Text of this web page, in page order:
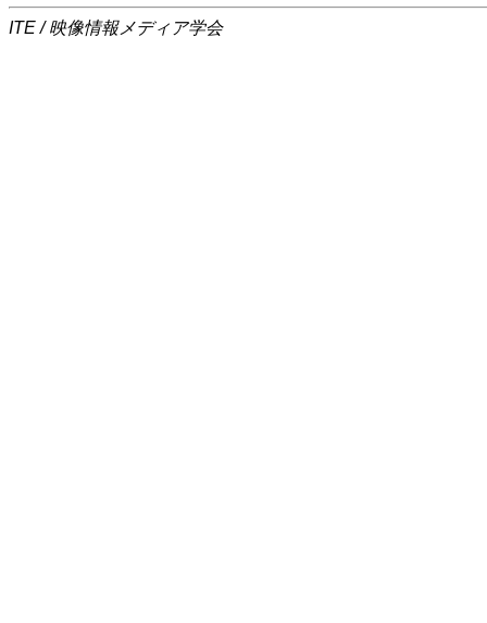
ITE / 映像情報メディア学会